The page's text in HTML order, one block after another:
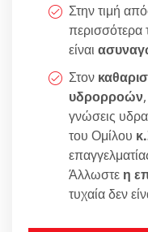
Στην τιμή
περισσότερα
είναι
Στον
υδρορροών
γνώσεις
του Ομίλου
Άλλωστε η
τυχαία δεν